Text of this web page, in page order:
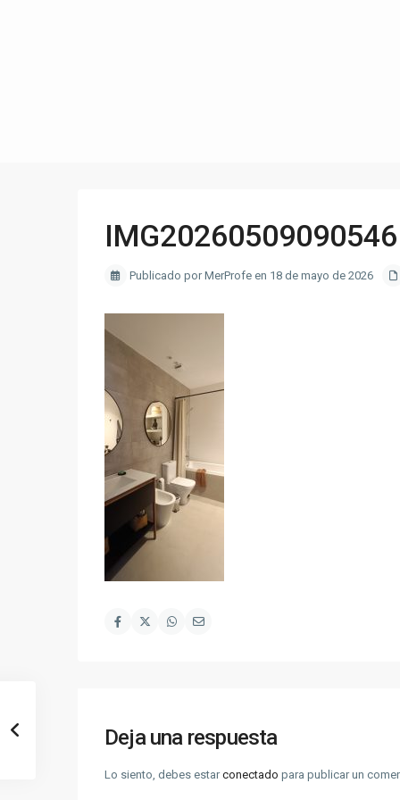
IMG20260509090546
Publicado por MerProfe en 18 de mayo de 2026
Deja una respuesta
Lo siento, debes estarconectado para publicar un